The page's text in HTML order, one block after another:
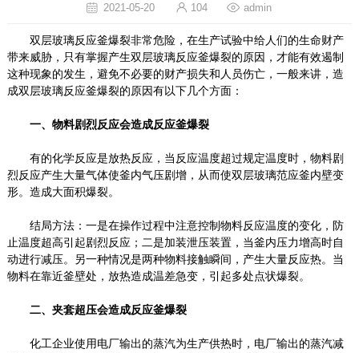
2021-05-20 104 admin
双层玻璃反应釜爆裂非常危险，在生产试验中给人们的生命财产
带来威胁，只有掌握产生双层玻璃反应釜爆裂的原因，才能有效遏制
这种现象的发生，避免不必要的财产损失和人员伤亡，一般来讲，造
成双层玻璃反应釜爆裂的原因有以下几个方面：
一、物料剧烈反应会造成反应釜爆裂
有的化学反应是放热反应，当反应温度超过规定温度时，物料剧
烈反应产生大量气体使釜内气压剧增，从而使双层玻璃范应釜内壁变
形。造成大面积爆裂。
结局方法：一是在操作过程中注意控制物料反应温度的变化，防
止温度超高引起剧烈反应；二是加装泄压装置，当釜内压力增高时自
动进行减压。另一种情况是两种物料接触瞬间，产生大量反应热。当
物料在靠近釜壁处，放热造成温差急变，引起多处点状爆裂。
二、夹套超压会造成反应釜爆裂
化工企业使用电厂输出的蒸汽为生产供热时，电厂输出的蒸汽减